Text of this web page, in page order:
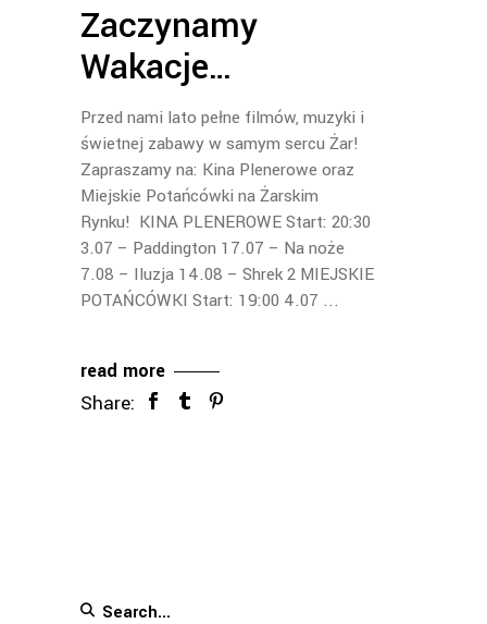
Zaczynamy
Wakacje…
Przed nami lato pełne filmów, muzyki i
świetnej zabawy w samym sercu Żar!
Zapraszamy na: Kina Plenerowe oraz
Miejskie Potańcówki na Żarskim
Rynku! KINA PLENEROWE Start: 20:30
3.07 – Paddington 17.07 – Na noże
7.08 – Iluzja 14.08 – Shrek 2 MIEJSKIE
POTAŃCÓWKI Start: 19:00 4.07
read more
Share:
Search